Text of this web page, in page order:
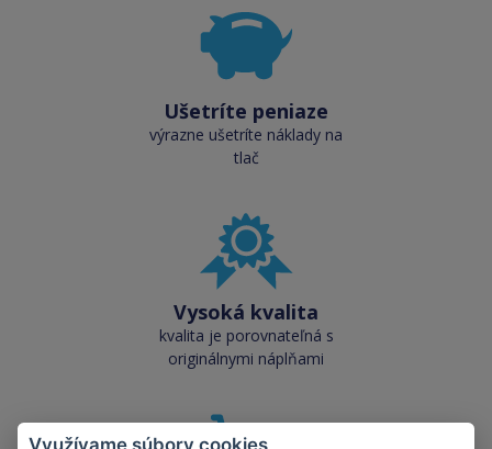
Ušetríte peniaze
výrazne ušetríte náklady na
tlač
Vysoká kvalita
kvalita je porovnateľná s
originálnymi náplňami